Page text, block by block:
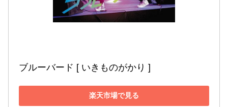
ブルーバード [ いきものがかり ]
楽天市場で見る